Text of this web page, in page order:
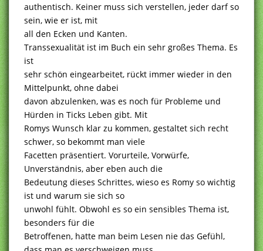
authentisch. Keiner muss sich verstellen, jeder darf so
sein, wie er ist, mit
all den Ecken und Kanten.
Transsexualität ist im Buch ein sehr großes Thema. Es
ist
sehr schön eingearbeitet, rückt immer wieder in den
Mittelpunkt, ohne dabei
davon abzulenken, was es noch für Probleme und
Hürden in Ticks Leben gibt. Mit
Romys Wunsch klar zu kommen, gestaltet sich recht
schwer, so bekommt man viele
Facetten präsentiert. Vorurteile, Vorwürfe,
Unverständnis, aber eben auch die
Bedeutung dieses Schrittes, wieso es Romy so wichtig
ist und warum sie sich so
unwohl fühlt. Obwohl es so ein sensibles Thema ist,
besonders für die
Betroffenen, hatte man beim Lesen nie das Gefühl,